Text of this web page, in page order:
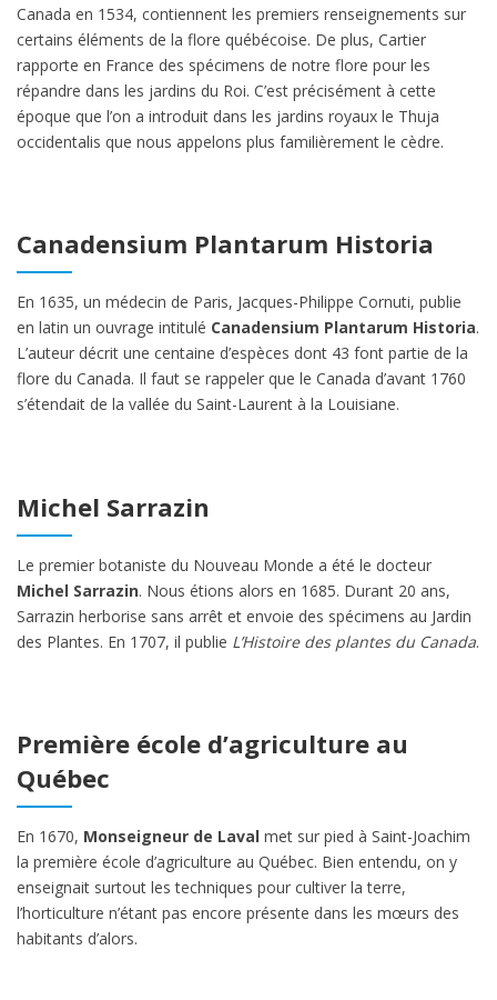
Canada en 1534, contiennent les premiers renseignements sur
certains éléments de la flore québécoise. De plus, Cartier
rapporte en France des spécimens de notre flore pour les
répandre dans les jardins du Roi. C’est précisément à cette
époque que l’on a introduit dans les jardins royaux le Thuja
occidentalis que nous appelons plus familièrement le cèdre.
Canadensium Plantarum Historia
En 1635, un médecin de Paris, Jacques-Philippe Cornuti, publie
en latin un ouvrage intitulé Canadensium Plantarum Historia.
L’auteur décrit une centaine d’espèces dont 43 font partie de la
flore du Canada. Il faut se rappeler que le Canada d’avant 1760
s’étendait de la vallée du Saint-Laurent à la Louisiane.
Michel Sarrazin
Le premier botaniste du Nouveau Monde a été le docteur
Michel Sarrazin. Nous étions alors en 1685. Durant 20 ans,
Sarrazin herborise sans arrêt et envoie des spécimens au Jardin
des Plantes. En 1707, il publie L’Histoire des plantes du Canada.
Première école d’agriculture au
Québec
En 1670, Monseigneur de Laval met sur pied à Saint-Joachim
la première école d’agriculture au Québec. Bien entendu, on y
enseignait surtout les techniques pour cultiver la terre,
l’horticulture n’étant pas encore présente dans les mœurs des
habitants d’alors.